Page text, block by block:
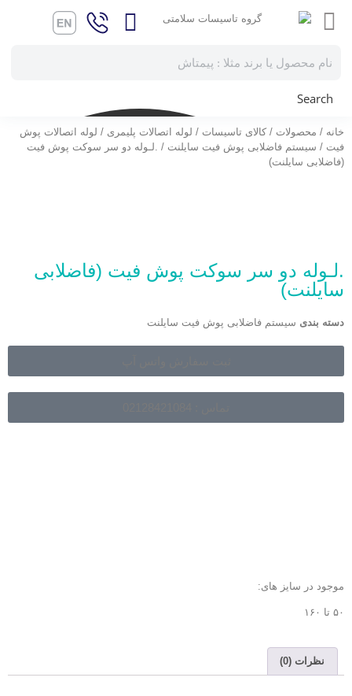
Search
خانه / محصولات / کالای تاسیسات / لوله اتصالات پلیمری / لوله اتصالات پوش
فیت / سیستم فاضلابی پوش فیت سایلنت / .لـوله دو سر سوکت پوش فیت
(فاضلابی سایلنت)
.لـوله دو سر سوکت پوش فیت (فاضلابی
سایلنت)
دسته بندی سیستم فاضلابی پوش فیت سایلنت
موجود در سایز های:
۵۰ تا ۱۶۰
نظرات (0)